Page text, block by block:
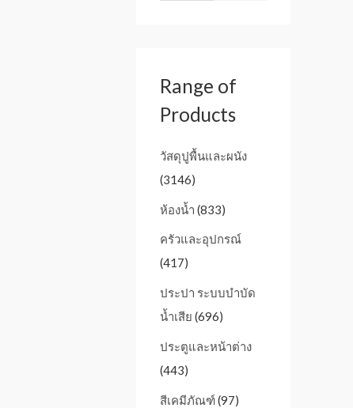
Range of
Products
วัสดุปูพื้นและผนัง
(3146)
ห้องน้ำ (833)
ครัวและอุปกรณ์
(417)
ประปา ระบบบำบัด
น้ำเสีย (696)
ประตูและหน้าต่าง
(443)
สีเคมีภัณฑ์(97)